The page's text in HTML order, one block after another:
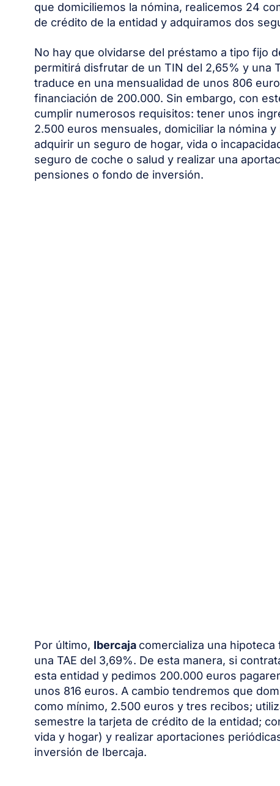
que domiciliemos la nómina, realicemos 24
de crédito de la entidad y adquiramos dos
No hay que olvidarse del préstamo a tipo fijo
permitirá disfrutar de un TIN del 2,65% y una
traduce en una mensualidad de unos 806
financiación de 200.000. Sin embargo, con
cumplir numerosos requisitos: tener unos
2.500 euros mensuales, domiciliar la nómina
adquirir un seguro de hogar, vida o
seguro de coche o salud y realizar una
pensiones o fondo de inversión.
Por último, Ibercaja comercializa una
una TAE del 3,69%. De esta manera, si
esta entidad y pedimos 200.000 euros
unos 816 euros. A cambio tendremos que
como mínimo, 2.500 euros y tres recibos;
semestre la tarjeta de crédito de la entidad;
vida y hogar) y realizar aportaciones
inversión de Ibercaja.